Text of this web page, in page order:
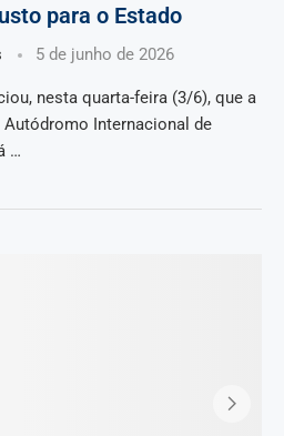
para o Estado
5 de junho de 2026
nesta quarta-feira (3/6), que a
Internacional de
…